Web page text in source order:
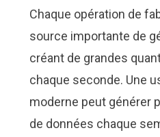
Chaque opération de
source importante de
créant de grandes
chaque seconde. Une
moderne peut générer
de données chaque